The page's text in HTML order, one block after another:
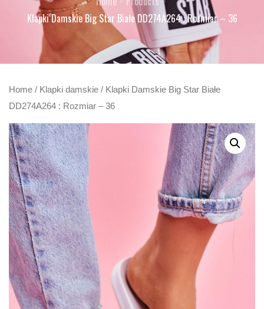
Klapki Damskie Big Star Białe DD274A264 : Rozmiar – 36
Home / Klapki damskie / Klapki Damskie Big Star Białe
DD274A264 : Rozmiar – 36